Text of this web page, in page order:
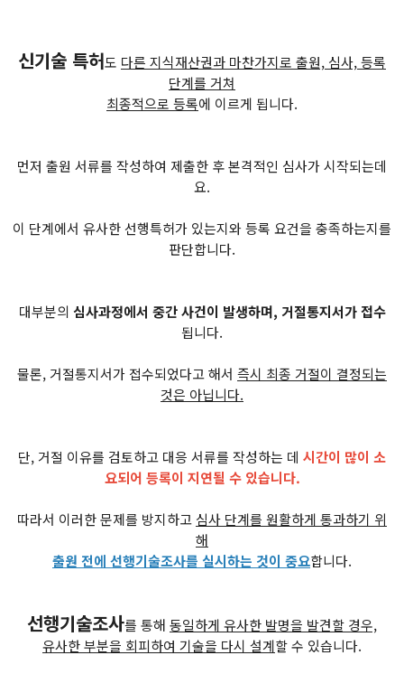
신기술 특허도 다른 지식재산권과 마찬가지로 출원, 심사, 등록
단계를 거쳐
최종적으로 등록에 이르게 됩니다.
먼저 출원 서류를 작성하여 제출한 후 본격적인 심사가 시작되는데
요.
이 단계에서 유사한 선행특허가 있는지와 등록 요건을 충족하는지를
판단합니다.
대부분의 심사과정에서 중간 사건이 발생하며, 거절통지서가 접수
됩니다.
물론, 거절통지서가 접수되었다고 해서 즉시 최종 거절이 결정되는
것은 아닙니다.
단, 거절 이유를 검토하고 대응 서류를 작성하는 데 시간이 많이 소
요되어 등록이 지연될 수 있습니다.
따라서 이러한 문제를 방지하고 심사 단계를 원활하게 통과하기 위
해
출원 전에 선행기술조사를 실시하는 것이 중요합니다.
선행기술조사를 통해 동일하게 유사한 발명을 발견할 경우,
유사한 부분을 회피하여 기술을 다시 설계할 수 있습니다.